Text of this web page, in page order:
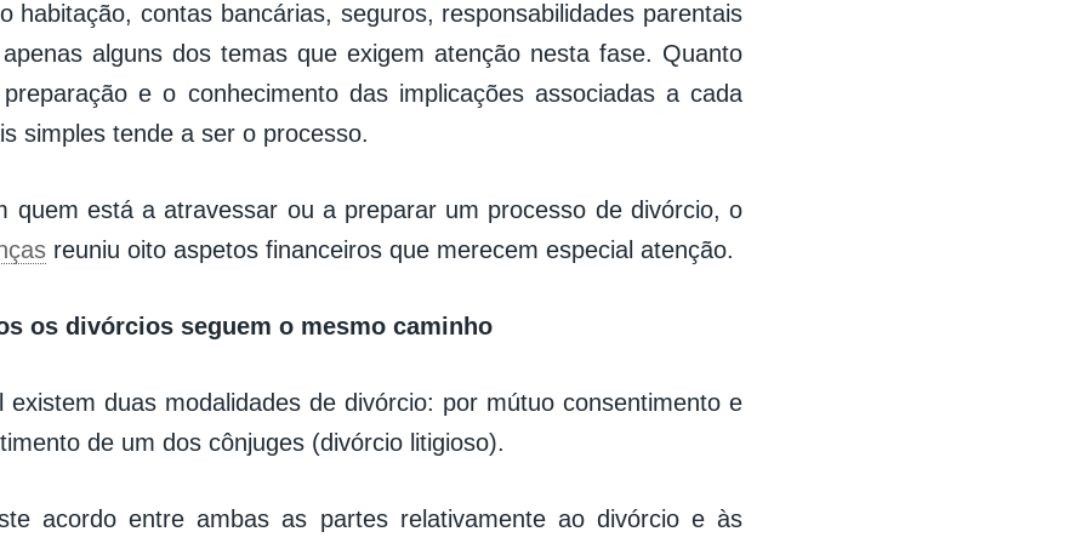
habitação, contas bancárias, seguros, responsabilidades parentais
alguns dos temas que exigem atenção nesta fase. Quanto
e o conhecimento das implicações associadas a cada
simples tende a ser o processo.
quem está a atravessar ou a preparar um processo de divórcio, o
reuniu oito aspetos financeiros que merecem especial atenção.
os divórcios seguem o mesmo caminho
existem duas modalidades de divórcio: por mútuo consentimento e
de um dos cônjuges (divórcio litigioso).
acordo entre ambas as partes relativamente ao divórcio e às